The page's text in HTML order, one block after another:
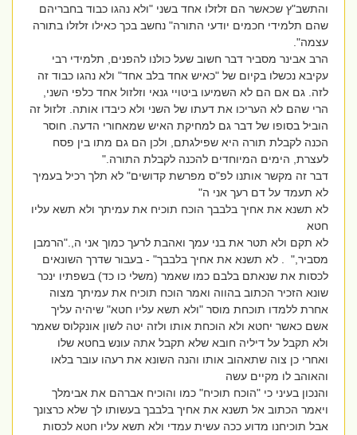
והתשב"ץ שכאשר הם זלזלו אחד בשני "ולא נהגו כבוד בחבריהם
שהם תלמידי חכמים יודעי התורה" נחשב בכך כאילו זלזלו בתורה
עצמה".
הרב אבינר מסביר דבר חשוב שעל כולנו להפנים, תלמידי רבי
עקיבא נכשלו בקיום של "כאיש אחד בלב אחד" ולא נהגו כבוד זה
לזה. גם אם הם לא השמיעו ביטויי גנאי וזלזול אחד כלפי השני,
הרי שהם לא העריכו את דעתו של השני ולא כיבדו אותה. זלזול זה
הוביל בסופו של דבר גם למחיקת האיש שמאחורי הדעה. חוסר
הכנה לקבלת תורה היא שפילגתם, ולכן הם גם מתו בין פסח
לעצרת, הימים המיוחדים להכנה לקבלת התורה."
דבר זה מקשר אותנו לפ"ס מפרשת קדושים" לא תלך רכיל בעמיך
לא תעמד על דם רעך אני ה"
לא תשנא את אחיך בלבבך הוכח תוכיח את עמיתך ולא תשא עליו
חטא
לא תקם ולא תטר את בני עמך ואהבת לרעך כמוך אני ה,."הרמבן
מסביר," . לא תשנא את אחיך בלבבך" - בעבור שדרך השונאים
לכסות את שנאתם בלבם כמו שאמר (משלי כו כד) בשפתיו ינכר
שונא הזכיר הכתוב בהווה ואמר הוכח תוכיח את עמיתך מצוה
אחרת ללמדו תוכחת מוסר "ולא תשא עליו חטא" שיהיה עליך
אשם כאשר יחטא ולא הוכחת אותו ולזה יטה לשון אונקלוס שאמר
ולא תקבל על דיליה חובא שלא תקבל אתה עונש בחטא שלו
ואחרי כן צוה שתאהוב אותו והנה השונא את רעהו עובר בלאו
והאוהב לו מקיים עשה
והנכון בעיני כי "הוכח תוכיח" כמו והוכיח אברהם את אבימלך
ויאמר הכתוב אל תשנא את אחיך בלבבך בעשותו לך שלא כרצונך
אבל תוכיחנו מדוע ככה עשית עמדי ולא תשא עליו חטא לכסות